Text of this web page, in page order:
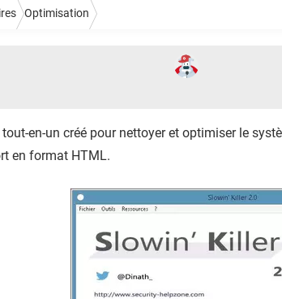
Optimisation
en-un créé pour nettoyer et optimiser le
en format HTML.